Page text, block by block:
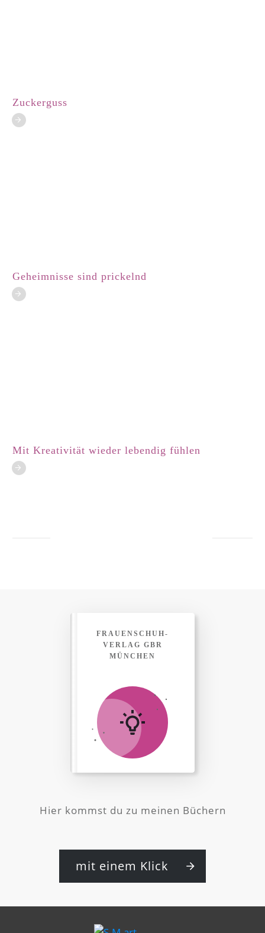
Zuckerguss
Geheimnisse sind prickelnd
Mit Kreativität wieder lebendig fühlen
Hier kommst du zu meinen Büchern
mit einem Klick
FRAUENSCHUH-
VERLAG GBR
MÜNCHEN